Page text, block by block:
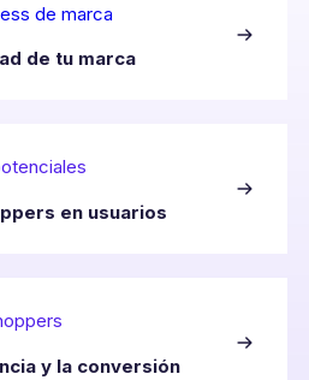
de marca
de tu marca
en usuarios
y la conversión